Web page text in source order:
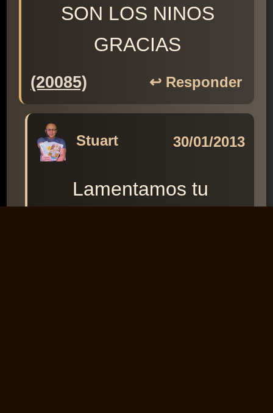
SON LOS NINOS
GRACIAS
(20085) ↩️ Responder
Stuart 30/01/2013
Lamentamos tu